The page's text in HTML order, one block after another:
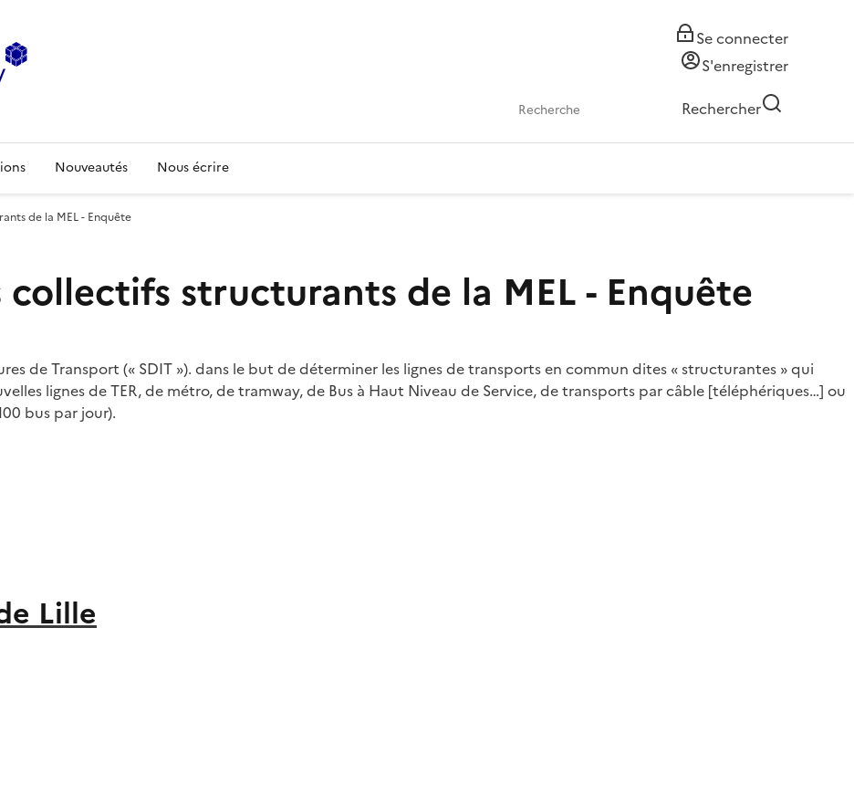
Se connecter
S'enregistrer
Rechercher
Nouveautés Nous écrire
de la MEL - Enquête
structurants de la MEL - Enquête
de Transport (« SDIT »). dans le but de déterminer les lignes de transports en commun dites « structurantes » qui
lignes de TER, de métro, de tramway, de Bus à Haut Niveau de Service, de transports par câble [téléphériques…] ou
bus par jour).
Lille